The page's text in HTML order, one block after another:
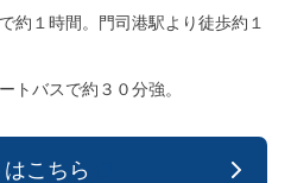
約１時間。門司港駅より徒歩約１
トバスで約３０分強。
こちら